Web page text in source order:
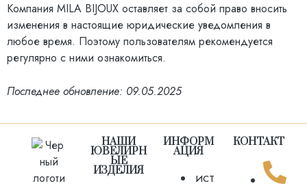
Компания MILA BIJOUX оставляет за собой право вносить
изменения в настоящие юридические уведомления в
любое время. Поэтому пользователям рекомендуется
регулярно с ними ознакомиться.
Последнее обновление: 09.05.2025
НАШИ
ЮВЕЛИРН
ЫЕ
ИЗДЕЛИЯ
ИНФОРМ
АЦИЯ
ИСТ
КОНТАКТ